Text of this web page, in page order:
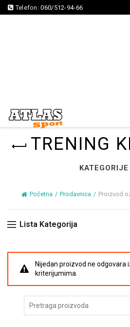
Telefon:060/512-94-66
TRENING
KATEGORIJE
Početna Prodavnica Proizvod
Lista Kategorija
Nijedan proizvod ne odgovara
kriterijumima.